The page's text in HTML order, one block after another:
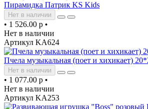
Пирамидка Патрик KS Kids
Нет в наличии
• 1 526.00 р •
Нет в наличии
Артикул KA624
Пчела музыкальная (поет и хихикает)
Нет в наличии
• 1 077.00 р •
Нет в наличии
Артикул KA253